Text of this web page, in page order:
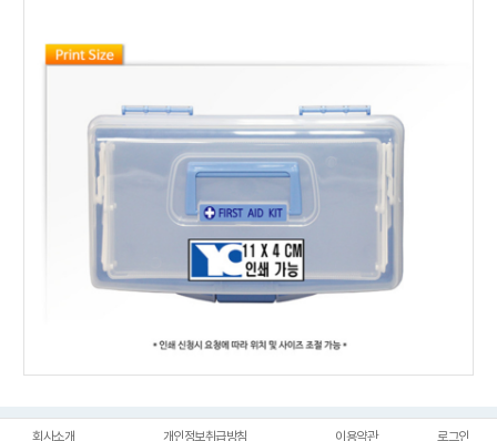
회사소개 개인정보취급방침 이용약관 로그인